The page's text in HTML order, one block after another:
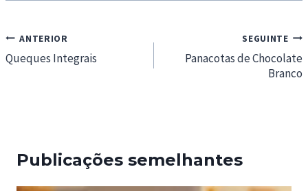
Navegação
de
ANTERIOR
Queques Integrais
SEGUINTE
Panacotas de Chocolate
Branco
Publicações semelhantes